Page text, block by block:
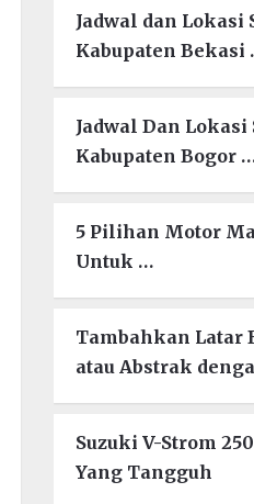
Jadwal dan
Kabupaten Bekasi
Jadwal Dan
Kabupaten Bogor
5 Pilihan Motor
Untuk …
Tambahkan Latar
atau Abstrak
Suzuki V-Strom
Yang Tangguh